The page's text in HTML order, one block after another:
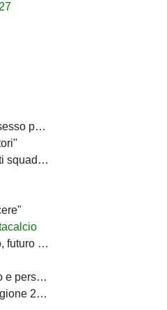
palla"
bilico
notizie
2027